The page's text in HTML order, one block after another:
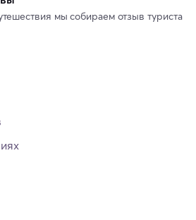
мы собираем отзыв туриста